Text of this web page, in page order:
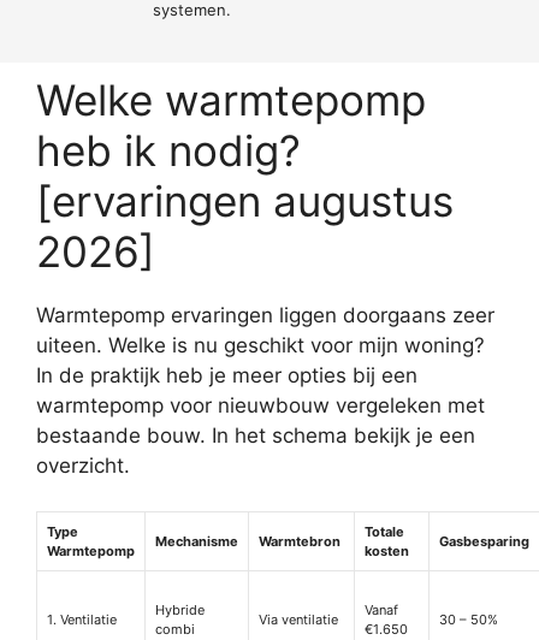
systemen.
Welke warmtepomp
heb ik nodig?
[ervaringen augustus
2026]
Warmtepomp ervaringen liggen doorgaans zeer
uiteen. Welke is nu geschikt voor mijn woning?
In de praktijk heb je meer opties bij een
warmtepomp voor nieuwbouw vergeleken met
bestaande bouw. In het schema bekijk je een
overzicht.
Type
Warmtepomp
Mechanisme Warmtebron
Totale
kosten
Gasbesparing
1. Ventilatie
Hybride
combi
Via ventilatie
Vanaf
€1.650
30 – 50%